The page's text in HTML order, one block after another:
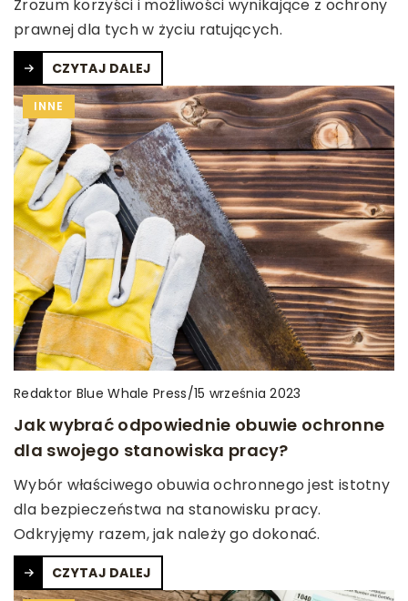
Zrozum korzyści i możliwości wynikające z ochrony
prawnej dla tych w życiu ratujących.
CZYTAJ DALEJ
INNE
Redaktor Blue Whale Press/15 września 2023
Jak wybrać odpowiednie obuwie ochronne
dla swojego stanowiska pracy?
Wybór właściwego obuwia ochronnego jest istotny
dla bezpieczeństwa na stanowisku pracy.
Odkryjęmy razem, jak należy go dokonać.
CZYTAJ DALEJ